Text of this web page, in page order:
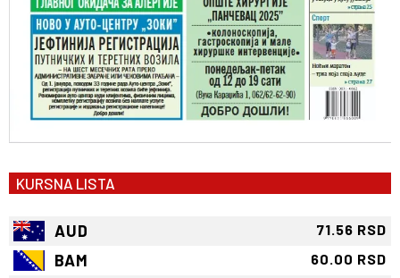
KURSNA LISTA
AUD 71.56 RSD
BAM 60.00 RSD